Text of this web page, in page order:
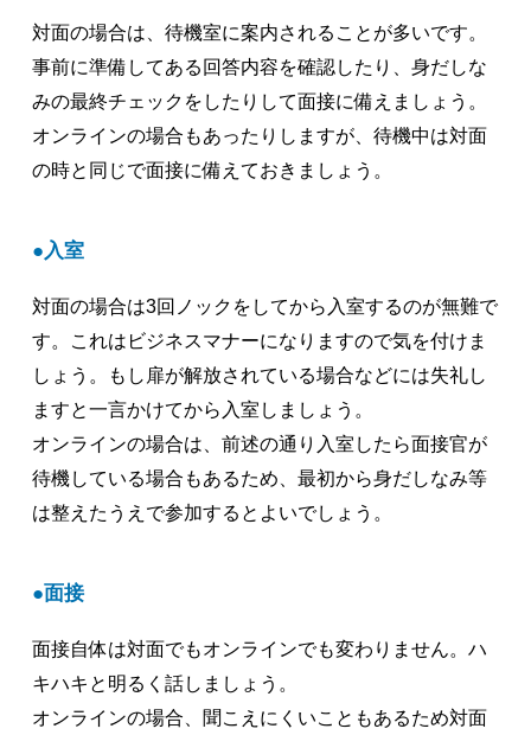
対面の場合は、待機室に案内されることが多いです。
事前に準備してある回答内容を確認したり、身だしな
みの最終チェックをしたりして面接に備えましょう。
オンラインの場合もあったりしますが、待機中は対面
の時と同じで面接に備えておきましょう。
入室
対面の場合は3回ノックをしてから入室するのが無難で
す。これはビジネスマナーになりますので気を付けま
しょう。もし扉が解放されている場合などには失礼し
ますと一言かけてから入室しましょう。
オンラインの場合は、前述の通り入室したら面接官が
待機している場合もあるため、最初から身だしなみ等
は整えたうえで参加するとよいでしょう。
面接
面接自体は対面でもオンラインでも変わりません。ハ
キハキと明るく話しましょう。
オンラインの場合、聞こえにくいこともあるため対面